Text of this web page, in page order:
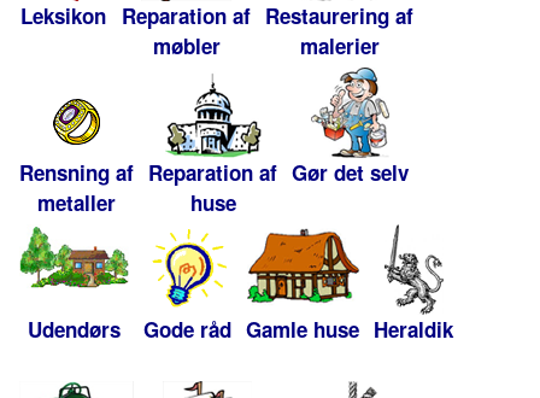
Leksikon Reparation af
møbler
Restaurering af
malerier
Rensning af
metaller
Reparation af
huse
Gør det selv
Udendørs Gode råd Gamle huse Heraldik